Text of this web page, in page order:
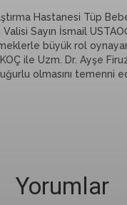
Hastanesi Tüp
Sayın İsmail
büyük rol
ile Uzm. Dr. Ayşe
olmasını temenni
Yorumlar